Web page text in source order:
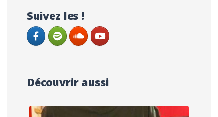
Suivez les !
Découvrir aussi